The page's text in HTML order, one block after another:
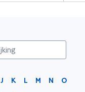
J K L M N
O